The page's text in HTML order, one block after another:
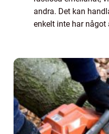
andra. Det kan
enkelt inte har något